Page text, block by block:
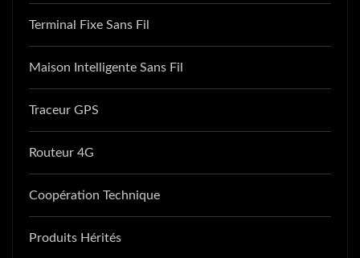
Terminal Fixe Sans Fil
Maison Intelligente Sans Fil
Traceur GPS
Routeur 4G
Coopération Technique
Produits Hérités